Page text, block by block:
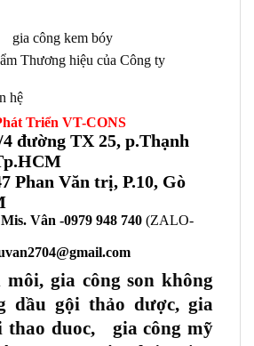
Thương hiệu của Công ty
hệ
Triển VT-CONS
4 đường TX 25, p.Thạnh
Phan Văn trị, P.10, Gò
Vân -0979 948 740 (ZALO-
môi, gia công son không
dầu gội thảo dược, gia
thao duoc, gia công mỹ